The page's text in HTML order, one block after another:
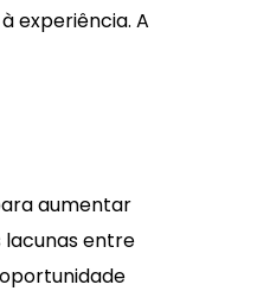
experiência. A
aumentar
lacunas entre